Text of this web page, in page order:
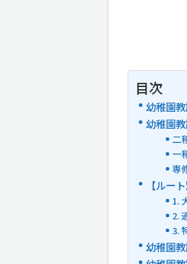
目次
幼稚園
幼稚園
二
一
専
【ルー
1.
2.
3.
幼稚園